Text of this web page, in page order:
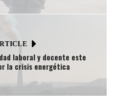
laboral y docente este
la crisis energética